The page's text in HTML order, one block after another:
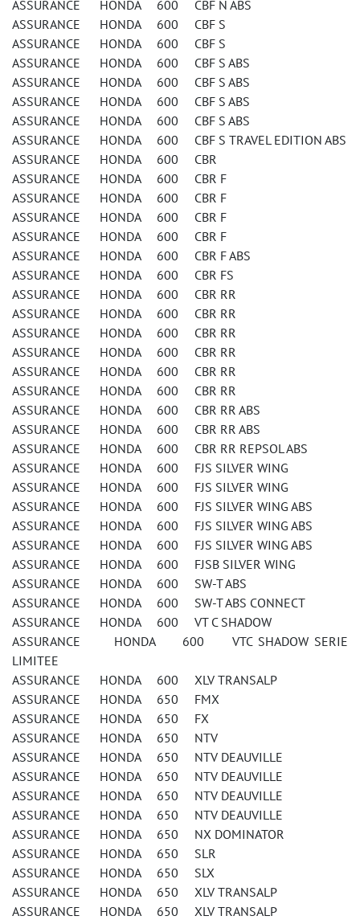
ASSURANCE HONDA 600 CBF N ABS
ASSURANCE HONDA 600 CBF S
ASSURANCE HONDA 600 CBF S
ASSURANCE HONDA 600 CBF S ABS
ASSURANCE HONDA 600 CBF S ABS
ASSURANCE HONDA 600 CBF S ABS
ASSURANCE HONDA 600 CBF S ABS
ASSURANCE HONDA 600 CBF S TRAVEL EDITION ABS
ASSURANCE HONDA 600 CBR
ASSURANCE HONDA 600 CBR F
ASSURANCE HONDA 600 CBR F
ASSURANCE HONDA 600 CBR F
ASSURANCE HONDA 600 CBR F
ASSURANCE HONDA 600 CBR F ABS
ASSURANCE HONDA 600 CBR FS
ASSURANCE HONDA 600 CBR RR
ASSURANCE HONDA 600 CBR RR
ASSURANCE HONDA 600 CBR RR
ASSURANCE HONDA 600 CBR RR
ASSURANCE HONDA 600 CBR RR
ASSURANCE HONDA 600 CBR RR
ASSURANCE HONDA 600 CBR RR ABS
ASSURANCE HONDA 600 CBR RR ABS
ASSURANCE HONDA 600 CBR RR REPSOL ABS
ASSURANCE HONDA 600 FJS SILVER WING
ASSURANCE HONDA 600 FJS SILVER WING
ASSURANCE HONDA 600 FJS SILVER WING ABS
ASSURANCE HONDA 600 FJS SILVER WING ABS
ASSURANCE HONDA 600 FJS SILVER WING ABS
ASSURANCE HONDA 600 FJSB SILVER WING
ASSURANCE HONDA 600 SW-T ABS
ASSURANCE HONDA 600 SW-T ABS CONNECT
ASSURANCE HONDA 600 VT C SHADOW
ASSURANCE HONDA 600 VTC SHADOW SERIE
LIMITEE
ASSURANCE HONDA 600 XLV TRANSALP
ASSURANCE HONDA 650 FMX
ASSURANCE HONDA 650 FX
ASSURANCE HONDA 650 NTV
ASSURANCE HONDA 650 NTV DEAUVILLE
ASSURANCE HONDA 650 NTV DEAUVILLE
ASSURANCE HONDA 650 NTV DEAUVILLE
ASSURANCE HONDA 650 NTV DEAUVILLE
ASSURANCE HONDA 650 NX DOMINATOR
ASSURANCE HONDA 650 SLR
ASSURANCE HONDA 650 SLX
ASSURANCE HONDA 650 XLV TRANSALP
ASSURANCE HONDA 650 XLV TRANSALP